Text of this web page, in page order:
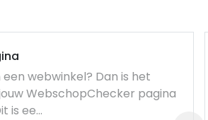
een webwinkel? Dan is het
WebschopChecker pagina
is ee...